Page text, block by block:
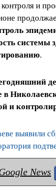
и
системы
.
в
и
выявили
News